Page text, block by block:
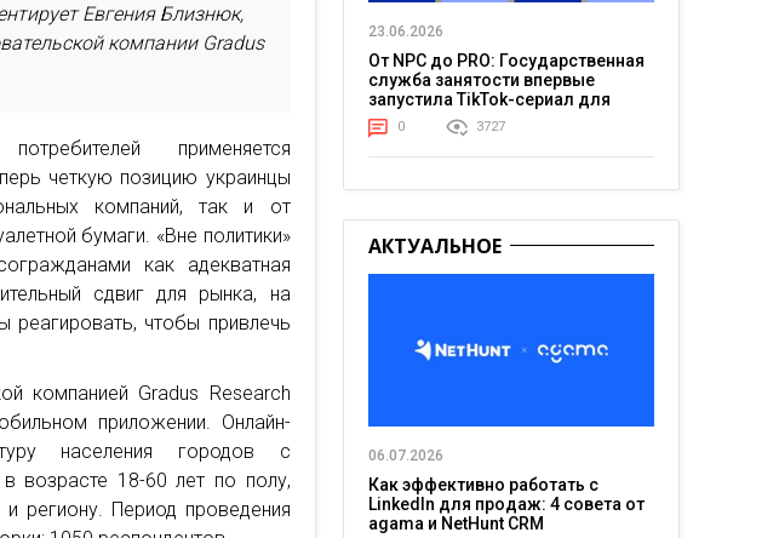
Евгения Близнюк,
компании Gradus
применяется
четкую позицию украинцы
компаний, так и от
бумаги. «Вне политики»
как адекватная
сдвиг для рынка, на
реагировать, чтобы привлечь
компанией Gradus Research
приложении. Онлайн-
населения городов с
возрасте 18-60 лет по полу,
региону. Период проведения
23.06.2026
От NPC до PRO: Государственная
служба занятости впервые
запустила TikTok-сериал для
молодежи
0 3727
АКТУАЛЬНОЕ
06.07.2026
Как эффективно работать с
LinkedIn для продаж: 4 совета от
agama и NetHunt CRM